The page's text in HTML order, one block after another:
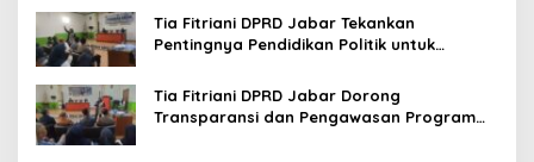
Tia Fitriani DPRD Jabar Tekankan
Pentingnya Pendidikan Politik untuk
Bandung
Tia Fitriani DPRD Jabar Dorong
Transparansi dan Pengawasan Program